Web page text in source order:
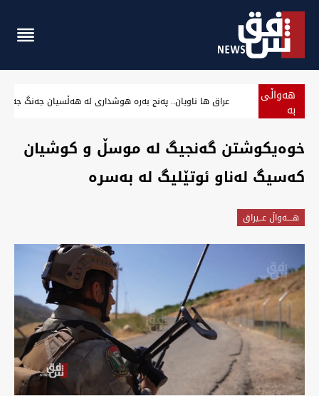
هەواڵی
بە عراق ها ناویان.. پەنج بەرە هوشداری لە هەڵسیان جەنگ
خوەیکوشتن گەنجیگ لە موسڵ و کوشیان
کەسیگ لەناو ئوتێلیگ لە بەسرە
هــــه‌واڵ عــیراق